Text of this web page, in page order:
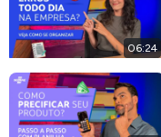
06:24